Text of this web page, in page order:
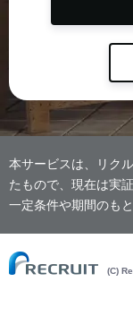
本サービスは、リク
たもので、現在は実
一定条件や期間のも
(C)